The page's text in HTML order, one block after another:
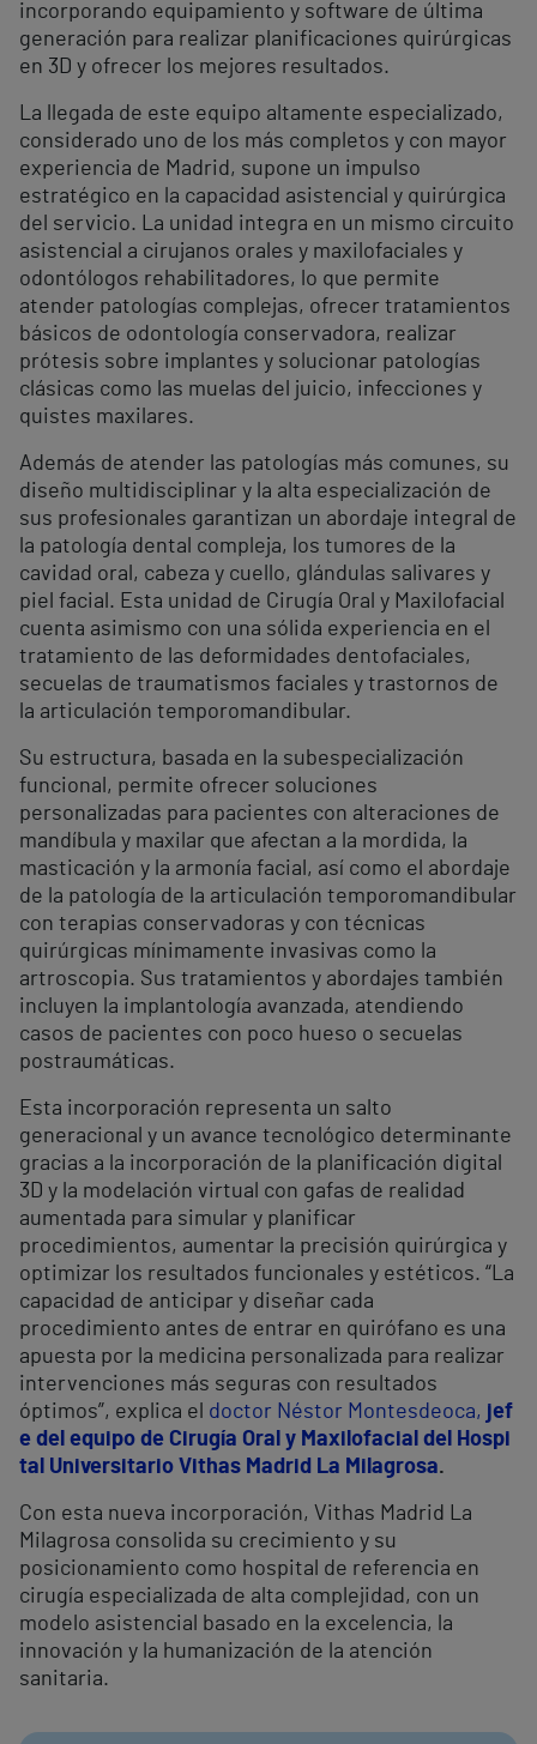
incorporando equipamiento y software de última
generación para realizar planificaciones quirúrgicas
en 3D y ofrecer los mejores resultados.
La llegada de este equipo altamente especializado,
considerado uno de los más completos y con mayor
experiencia de Madrid, supone un impulso
estratégico en la capacidad asistencial y quirúrgica
del servicio. La unidad integra en un mismo circuito
asistencial a cirujanos orales y maxilofaciales y
odontólogos rehabilitadores, lo que permite
atender patologías complejas, ofrecer tratamientos
básicos de odontología conservadora, realizar
prótesis sobre implantes y solucionar patologías
clásicas como las muelas del juicio, infecciones y
quistes maxilares.
Además de atender las patologías más comunes, su
diseño multidisciplinar y la alta especialización de
sus profesionales garantizan un abordaje integral de
la patología dental compleja, los tumores de la
cavidad oral, cabeza y cuello, glándulas salivares y
piel facial. Esta unidad de Cirugía Oral y Maxilofacial
cuenta asimismo con una sólida experiencia en el
tratamiento de las deformidades dentofaciales,
secuelas de traumatismos faciales y trastornos de
la articulación temporomandibular.
Su estructura, basada en la subespecialización
funcional, permite ofrecer soluciones
personalizadas para pacientes con alteraciones de
mandíbula y maxilar que afectan a la mordida, la
masticación y la armonía facial, así como el abordaje
de la patología de la articulación temporomandibular
con terapias conservadoras y con técnicas
quirúrgicas mínimamente invasivas como la
artroscopia. Sus tratamientos y abordajes también
incluyen la implantología avanzada, atendiendo
casos de pacientes con poco hueso o secuelas
postraumáticas.
Esta incorporación representa un salto
generacional y un avance tecnológico determinante
gracias a la incorporación de la planificación digital
3D y la modelación virtual con gafas de realidad
aumentada para simular y planificar
procedimientos, aumentar la precisión quirúrgica y
optimizar los resultados funcionales y estéticos. “La
capacidad de anticipar y diseñar cada
procedimiento antes de entrar en quirófano es una
apuesta por la medicina personalizada para realizar
intervenciones más seguras con resultados
óptimos”, explica el doctor Néstor Montesdeoca,
jef
e del equipo de Cirugía Oral y Maxilofacial del Hospi
tal Universitario Vithas Madrid La Milagrosa.
Con esta nueva incorporación, Vithas Madrid La
Milagrosa consolida su crecimiento y su
posicionamiento como hospital de referencia en
cirugía especializada de alta complejidad, con un
modelo asistencial basado en la excelencia, la
innovación y la humanización de la atención
sanitaria.